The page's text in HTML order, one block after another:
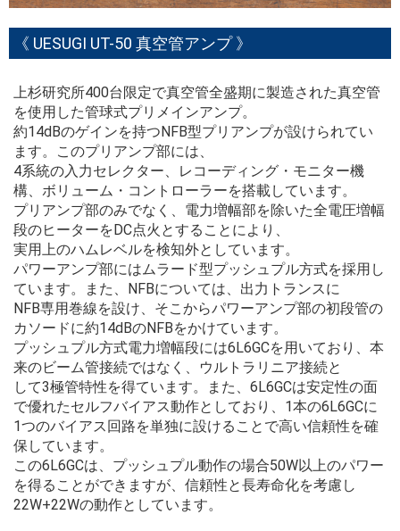
《 UESUGI UT-50 真空管アンプ 》
上杉研究所400台限定で真空管全盛期に製造された真空管
を使用した管球式プリメインアンプ。
約14dBのゲインを持つNFB型プリアンプが設けられてい
ます。このプリアンプ部には、
4系統の入力セレクター、レコーディング・モニター機
構、ボリューム・コントローラーを搭載しています。
プリアンプ部のみでなく、電力増幅部を除いた全電圧増幅
段のヒーターをDC点火とすることにより、
実用上のハムレベルを検知外としています。
パワーアンプ部にはムラード型プッシュプル方式を採用し
ています。また、NFBについては、出力トランスに
NFB専用巻線を設け、そこからパワーアンプ部の初段管の
カソードに約14dBのNFBをかけています。
プッシュプル方式電力増幅段には6L6GCを用いており、本
来のビーム管接続ではなく、ウルトラリニア接続と
して3極管特性を得ています。また、6L6GCは安定性の面
で優れたセルフバイアス動作としており、1本の6L6GCに
1つのバイアス回路を単独に設けることで高い信頼性を確
保しています。
この6L6GCは、プッシュプル動作の場合50W以上のパワー
を得ることができますが、信頼性と長寿命化を考慮し
22W+22Wの動作としています。